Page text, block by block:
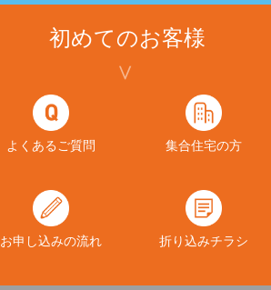
初めてのお客様
よくあるご質問 集合住宅の方
お申し込みの流れ 折り込みチラシ